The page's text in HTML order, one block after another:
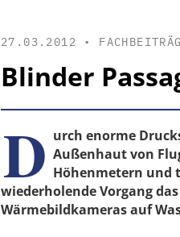
27.03.2012 •
Blinder
D urch enorme
Außenhaut von
Höhenmetern und
wiederholende Vorgang
Wärmebildkameras auf